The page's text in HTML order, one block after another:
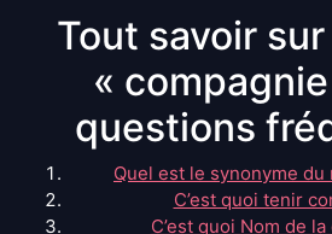
Tout savoir
«
questions
Quel est le synonyme du
C’est quoi tenir
C’est quoi Nom de